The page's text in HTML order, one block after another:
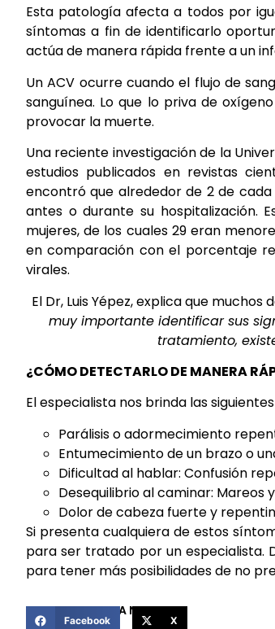
Esta patología afecta a todos por
síntomas a fin de identificarlo
actúa de manera rápida frente a un
Un ACV ocurre cuando el flujo de
sanguínea. Lo que lo priva de
provocar la muerte.
Una reciente investigación de la
estudios publicados en revistas
encontró que alrededor de 2 de
antes o durante su hospitalización.
mujeres, de los cuales 29 eran
en comparación con el porcentaje
virales.
El Dr, Luis Yépez, explica que
muy importante identificar sus
tratamiento,
¿CÓMO DETECTARLO DE MANERA
El especialista nos brinda las
Parálisis o adormecimiento
Entumecimiento de un brazo o
Dificultad al hablar: Confusión
Desequilibrio al caminar: Mareos
Dolor de cabeza fuerte y
Si presenta cualquiera de estos
para ser tratado por un especialista.
para tener más posibilidades de no
COMPARTIR ESTA NOTICIA
Facebook X